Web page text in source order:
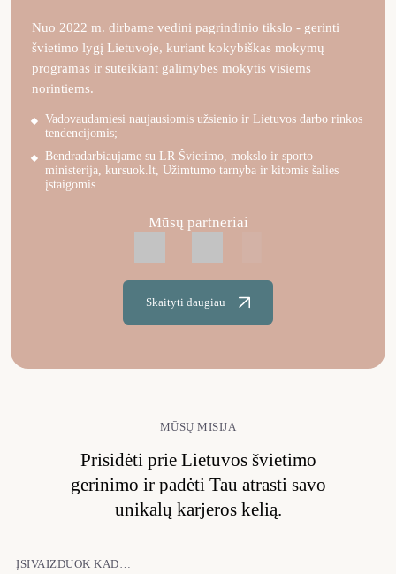
Nuo 2022 m. dirbame vedini pagrindinio tikslo - gerinti
švietimo lygį Lietuvoje, kuriant kokybiškas mokymų
programas ir suteikiant galimybes mokytis visiems
norintiems.
Vadovaudamiesi naujausiomis užsienio ir Lietuvos darbo rinkos
tendencijomis;
Bendradarbiaujame su LR Švietimo, mokslo ir sporto
ministerija, kursuok.lt, Užimtumo tarnyba ir kitomis šalies
įstaigomis.
Mūsų partneriai
Skaityti daugiau
MŪSŲ MISIJA
Prisidėti prie Lietuvos švietimo
gerinimo ir padėti Tau atrasti savo
unikalų karjeros kelią.
ĮSIVAIZDUOK KAD…